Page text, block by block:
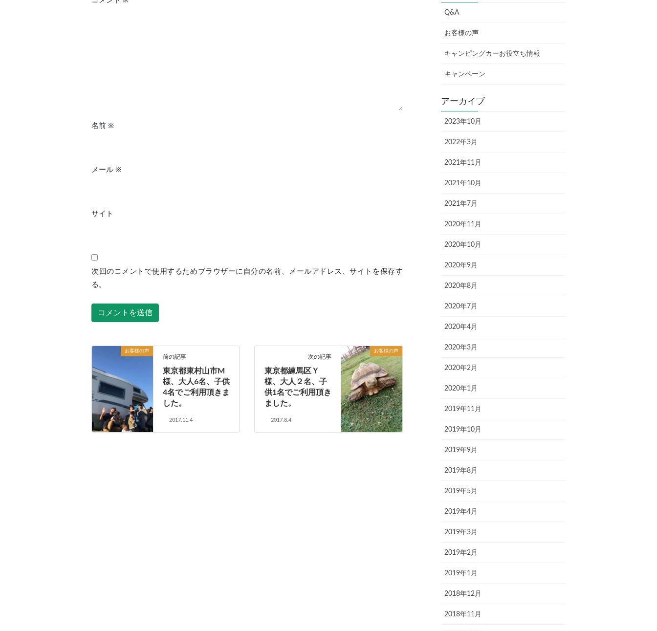
名前 ※
メール ※
サイト
次回のコメントで使用するためブラウザーに自分の名前、メールアドレス、サイトを保存す
る。
お客様の声
前の記事
東京都東村山市M
様、大人6名、子供
4名でご利用頂きま
した。
2017.11.4
お客様の声
次の記事
東京都練馬区Ｙ
様、大人２名、子
供1名でご利用頂き
ました。
2017.8.4
Q&A
お客様の声
キャンピングカーお役立ち情報
キャンペーン
アーカイブ
2023年10月
2022年3月
2021年11月
2021年10月
2021年7月
2020年11月
2020年10月
2020年9月
2020年8月
2020年7月
2020年4月
2020年3月
2020年2月
2020年1月
2019年11月
2019年10月
2019年9月
2019年8月
2019年5月
2019年4月
2019年3月
2019年2月
2019年1月
2018年12月
2018年11月